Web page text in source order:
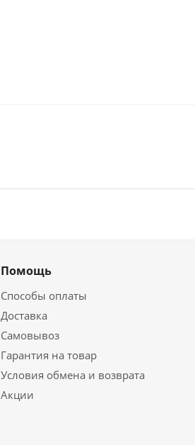
Помощь
Способы оплаты
Доставка
Самовывоз
Гарантия на товар
Условия обмена и возврата
Акции